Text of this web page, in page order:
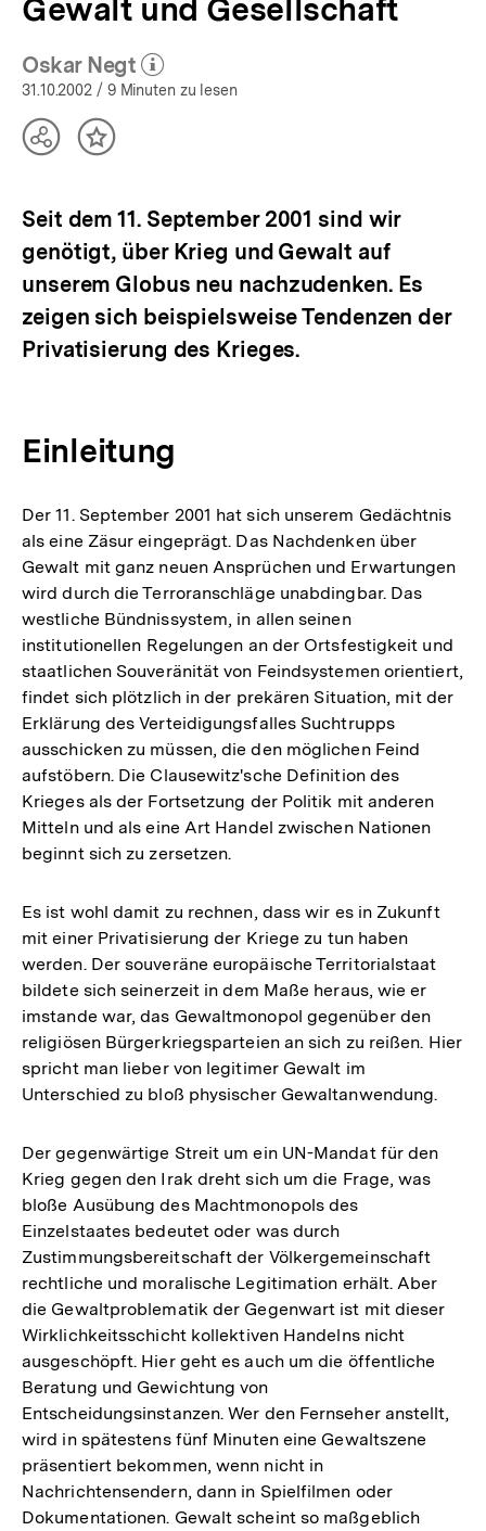
Gewalt und Gesellschaft
Oskar Negt
(Mehr zum Autor)
öffnen
31.10.2002 / 9 Minuten zu lesen
TeilenInhalt
Seit dem 11. September 2001 sind wir
genötigt, über Krieg und Gewalt auf
unserem Globus neu nachzudenken. Es
zeigen sich beispielsweise Tendenzen der
Privatisierung des Krieges.
Einleitung
Der 11. September 2001 hat sich unserem Gedächtnis
als eine Zäsur eingeprägt. Das Nachdenken über
Gewalt mit ganz neuen Ansprüchen und Erwartungen
wird durch die Terroranschläge unabdingbar. Das
westliche Bündnissystem, in allen seinen
institutionellen Regelungen an der Ortsfestigkeit und
staatlichen Souveränität von Feindsystemen orientiert,
findet sich plötzlich in der prekären Situation, mit der
Erklärung des Verteidigungsfalles Suchtrupps
ausschicken zu müssen, die den möglichen Feind
aufstöbern. Die Clausewitz'sche Definition des
Krieges als der Fortsetzung der Politik mit anderen
Mitteln und als eine Art Handel zwischen Nationen
beginnt sich zu zersetzen.
Es ist wohl damit zu rechnen, dass wir es in Zukunft
mit einer Privatisierung der Kriege zu tun haben
werden. Der souveräne europäische Territorialstaat
bildete sich seinerzeit in dem Maße heraus, wie er
imstande war, das Gewaltmonopol gegenüber den
religiösen Bürgerkriegsparteien an sich zu reißen. Hier
spricht man lieber von legitimer Gewalt im
Unterschied zu bloß physischer Gewaltanwendung.
Der gegenwärtige Streit um ein UN-Mandat für den
Krieg gegen den Irak dreht sich um die Frage, was
bloße Ausübung des Machtmonopols des
Einzelstaates bedeutet oder was durch
Zustimmungsbereitschaft der Völkergemeinschaft
rechtliche und moralische Legitimation erhält. Aber
die Gewaltproblematik der Gegenwart ist mit dieser
Wirklichkeitsschicht kollektiven Handelns nicht
ausgeschöpft. Hier geht es auch um die öffentliche
Beratung und Gewichtung von
Entscheidungsinstanzen. Wer den Fernseher anstellt,
wird in spätestens fünf Minuten eine Gewaltszene
präsentiert bekommen, wenn nicht in
Nachrichtensendern, dann in Spielfilmen oder
Dokumentationen. Gewalt scheint so maßgeblich